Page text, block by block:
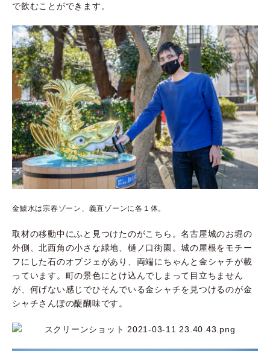
で飲むことができます。
金鯱水は宗春ゾーン、義直ゾーンに各１体。
取材の移動中にふと見つけたのがこちら。名古屋城のお堀の
外側、北西角の小さな緑地、樋ノ口街園。城の屋根をモチー
フにした石のオブジェがあり、両端にちゃんと金シャチが載
っています。町の景色にとけ込んでしまって目立ちません
が、何げない感じでひそんでいる金シャチを見つけるのが金
シャチさんぽの醍醐味です。